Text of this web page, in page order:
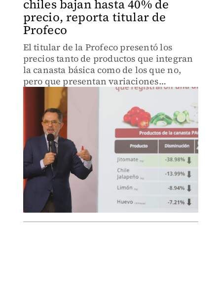
chiles bajan hasta 40% de
precio, reporta titular de
Profeco
El titular de la Profeco presentó los
precios tanto de productos que integran
la canasta básica como de los que no,
pero que presentan variaciones
importantes.